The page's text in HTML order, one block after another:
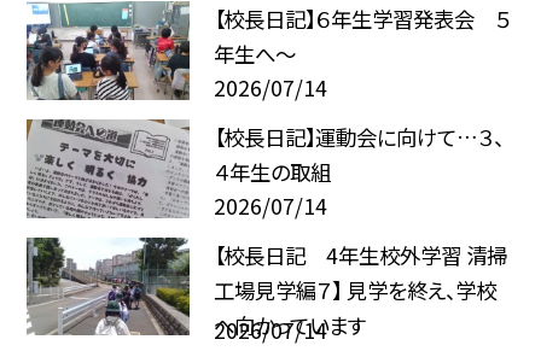
【校長日記】６年生学習発表会 ５
年生へ〜
2026/07/14
【校長日記】運動会に向けて…３、
４年生の取組
2026/07/14
【校長日記 4年生校外学習 清掃
工場見学編７】 見学を終え、学校
へ向かっています
2026/07/14